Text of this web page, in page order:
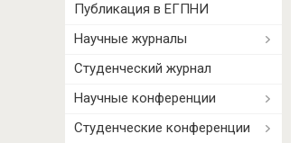
Публикация в ЕГПНИ
Научные журналы
Студенческий журнал
Научные конференции
Студенческие конференции